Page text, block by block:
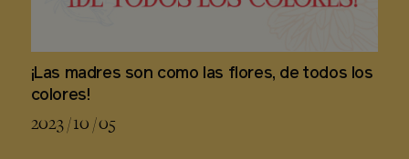
¡Las madres son como las flores, de todos los
colores!
2023 / 10 / 05